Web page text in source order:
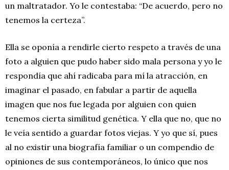
un maltratador. Yo le contestaba: “De acuerdo, pero no
tenemos la certeza”.
Ella se oponía a rendirle cierto respeto a través de una
foto a alguien que pudo haber sido mala persona y yo le
respondía que ahí radicaba para mí la atracción, en
imaginar el pasado, en fabular a partir de aquella
imagen que nos fue legada por alguien con quien
tenemos cierta similitud genética. Y ella que no, que no
le veía sentido a guardar fotos viejas. Y yo que sí, pues
al no existir una biografía familiar o un compendio de
opiniones de sus contemporáneos, lo único que nos